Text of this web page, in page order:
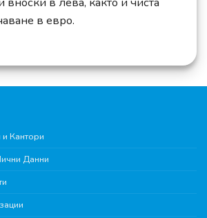
в евро.
Кантори
Данни